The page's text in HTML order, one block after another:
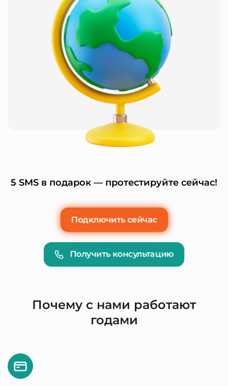
5 SMS в подарок — протестируйте сейчас!
Подключить сейчас
Получить консультацию
Почему с нами работают
годами